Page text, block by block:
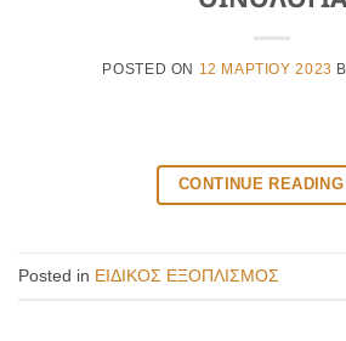
POSTED ON 12 ΜΑΡΤΊΟΥ 2023
CONTINUE READING
Posted in ΕΙΔΙΚΟΣ ΕΞΟΠΛΙΣΜΟΣ